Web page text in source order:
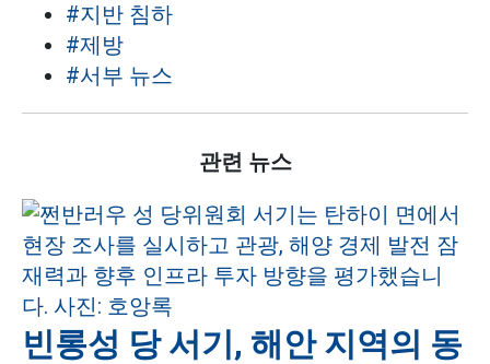
#지반 침하
#제방
#서부 뉴스
관련 뉴스
빈롱성 당 서기, 해안 지역의 동